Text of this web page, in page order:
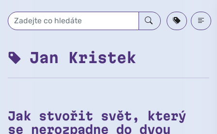
Jan Kristek
Jak stvořit svět, který
se nerozpadne do dvou